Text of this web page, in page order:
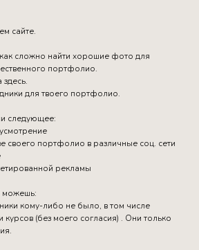
сайте.
сложно найти хорошие фото для
портфолио.
для твоего портфолио.
следующее:
своего портфолио в различные соц. сети
рекламы
можешь:
кому-либо не было, в том числе
курсов (без моего согласия) . Они только